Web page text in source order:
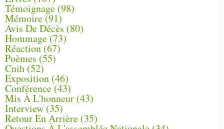
Témoignage (98)
Mémoire (91)
Avis De Décès (80)
Hommage (73)
Réaction(67)
Poèmes (55)
Cnih (52)
Exposition (46)
Conférence(43)
Mis À L'honneur (43)
Interview (35)
Retour En Arrière (35)